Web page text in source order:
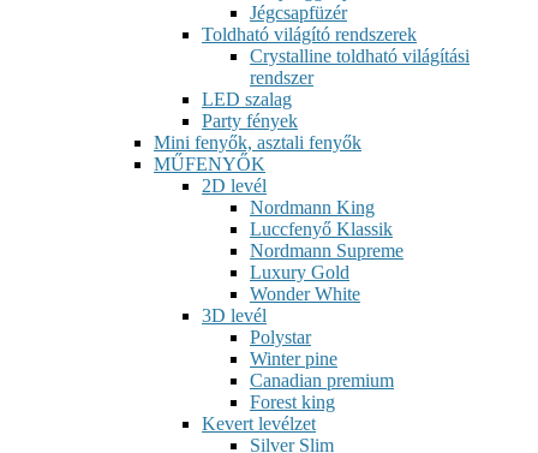
Jégcsapfüzér
Toldható világító rendszerek
Crystalline toldható világítási
rendszer
LED szalag
Party fények
Mini fenyők, asztali fenyők
MŰFENYŐK
2D levél
Nordmann King
Luccfenyő Klassik
Nordmann Supreme
Luxury Gold
Wonder White
3D levél
Polystar
Winter pine
Canadian premium
Forest king
Kevert levélzet
Silver Slim